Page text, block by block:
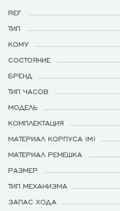
REF.
ТИП
КОМУ
СОСТОЯНИЕ
БРЕНД
ТИП ЧАСОВ
МОДЕЛЬ
КОМПЛЕКТАЦИЯ
МАТЕРИАЛ КОРПУСА (М)
МАТЕРИАЛ РЕМЕШКА
РАЗМЕР
ТИП МЕХАНИЗМА
ЗАПАС ХОДА